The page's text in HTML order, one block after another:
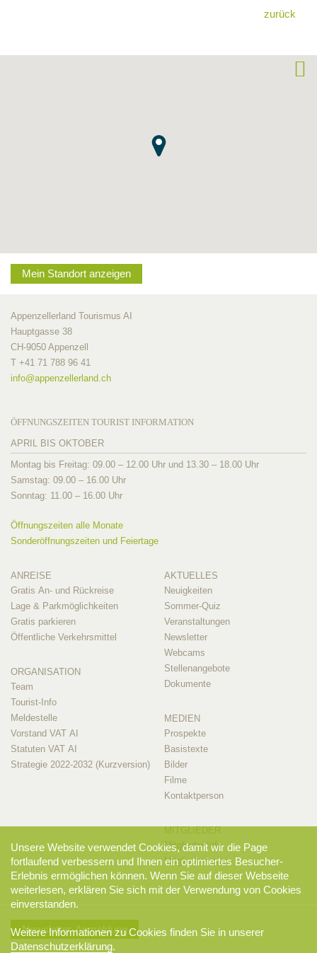
zurück
Mein Standort anzeigen
Appenzellerland Tourismus AI
Hauptgasse 38
CH-9050 Appenzell
T +41 71 788 96 41
info@appenzellerland.ch
ÖFFNUNGSZEITEN TOURIST INFORMATION
APRIL BIS OKTOBER
Montag bis Freitag: 09.00 – 12.00 Uhr und 13.30 – 18.00 Uhr
Samstag: 09.00 – 16.00 Uhr
Sonntag: 11.00 – 16.00 Uhr
Öffnungszeiten alle Monate
Sonderöffnungszeiten und Feiertage
ANREISE
Gratis An- und Rückreise
Lage & Parkmöglichkeiten
Gratis parkieren
Öffentliche Verkehrsmittel
ORGANISATION
Team
Tourist-Info
Meldestelle
Vorstand VAT AI
Statuten VAT AI
Strategie 2022-2032 (Kurzversion)
AKTUELLES
Neuigkeiten
Sommer-Quiz
Veranstaltungen
Newsletter
Webcams
Stellenangebote
Dokumente
MEDIEN
Prospekte
Basistexte
Bilder
Filme
Kontaktperson
MITGLIEDER
Mitglieder-Info
Mitglieder-Login
Newsletter-Anmeldung
Unsere Website verwendet Cookies, damit wir die Page
fortlaufend verbessern und Ihnen ein optimiertes Besucher-
Erlebnis ermöglichen können. Wenn Sie auf dieser Webseite
weiterlesen, erklären Sie sich mit der Verwendung von Cookies
einverstanden.
Weitere Informationen zu Cookies finden Sie in unserer
Datenschutzerklärung.